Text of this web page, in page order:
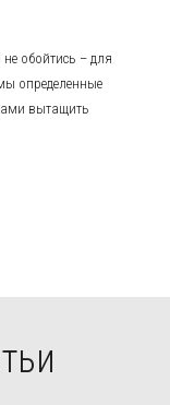
обойтись – для
определенные
вытащить